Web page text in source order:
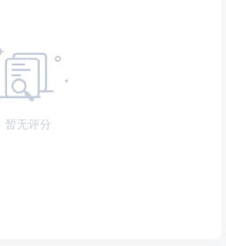
暂无评分